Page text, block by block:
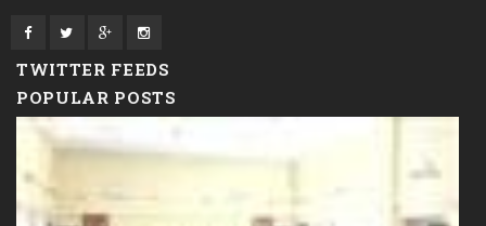
TWITTER FEEDS
POPULAR POSTS